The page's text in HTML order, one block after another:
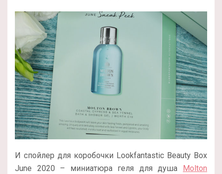
И спойлер для коробочки Lookfantastic Beauty Box
June 2020 – миниатюра геля для душа
Molton